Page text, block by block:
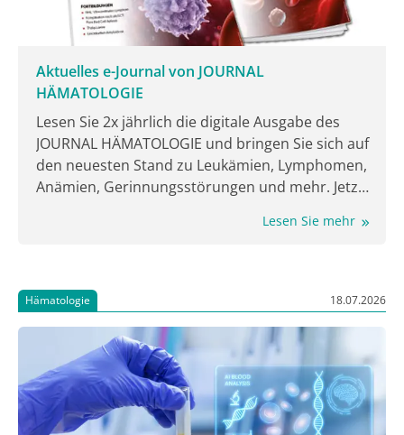
Aktuelles e-Journal von JOURNAL
HÄMATOLOGIE
Lesen Sie 2x jährlich die digitale Ausgabe des
JOURNAL HÄMATOLOGIE und bringen Sie sich auf
den neuesten Stand zu Leukämien, Lymphomen,
Anämien, Gerinnungsstörungen und mehr. Jetzt
Lesen Sie mehr
Hämatologie 18.07.2026